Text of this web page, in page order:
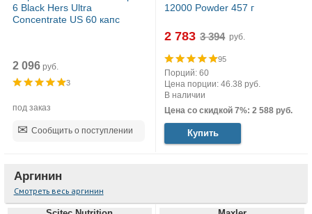
6 Black Hers Ultra
Concentrate US 60 капс
2 096руб.
3
под заказ
Сообщить о поступлении
12000 Powder 457 г
2 783 руб.
95
Порций: 60
Цена порции: 46.38 руб.
В наличии
Цена со скидкой 7%: 2 588 руб.
Купить
Аргинин
Смотреть весь аргинин